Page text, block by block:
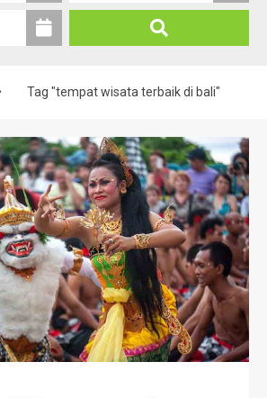
Tag "tempat wisata terbaik di bali"